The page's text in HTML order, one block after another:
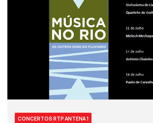
CONCERTOS RTP ANTENA 1